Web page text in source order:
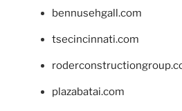
bennusehgall.com
tsecincinnati.com
plazabatai.com